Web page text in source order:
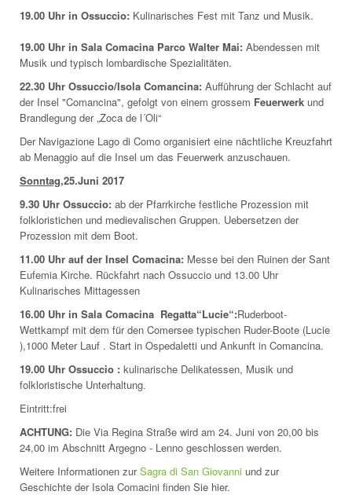
19.00 Uhr in Ossuccio: Kulinarisches Fest mit Tanz und Musik.
19.00 Uhr in Sala Comacina Parco Walter Mai: Abendessen mit
Musik und typisch lombardische Spezialitäten.
22.30 Uhr Ossuccio/Isola Comancina: Aufführung der Schlacht auf
der Insel "Comancina", gefolgt von einem grossem Feuerwerk und
Brandlegung der „Zoca de l´Oli“
Der Navigazione Lago di Como organisiert eine nächtliche Kreuzfahrt
ab Menaggio auf die Insel um das Feuerwerk anzuschauen.
Sonntag,25.Juni 2017
9.30 Uhr Ossuccio: ab der Pfarrkirche festliche Prozession mit
folkloristichen und medievalischen Gruppen. Uebersetzen der
Prozession mit dem Boot.
11.00 Uhr auf der Insel Comacina: Messe bei den Ruinen der Sant
Eufemia Kirche. Rückfahrt nach Ossuccio und 13.00 Uhr
Kulinarisches Mittagessen
16.00 Uhr in Sala Comacina Regatta“Lucie“:Ruderboot-
Wettkampf mit dem für den Comersee typischen Ruder-Boote (Lucie
),1000 Meter Lauf . Start in Ospedaletti und Ankunft in Comancina.
19.00 Uhr Ossuccio : kulinarische Delikatessen, Musik und
folkloristische Unterhaltung.
Eintritt:frei
ACHTUNG: Die Via Regina Straße wird am 24. Juni von 20,00 bis
24,00 im Abschnitt Argegno - Lenno geschlossen werden.
Weitere Informationen zurSagra di San Giovanni und zur
Geschichte der Isola Comacini finden Sie hier.